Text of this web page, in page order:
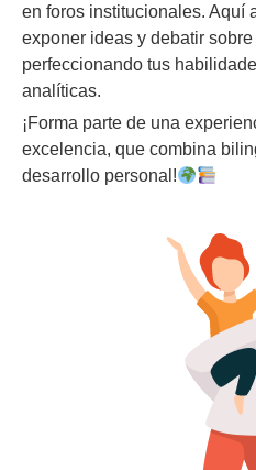
en foros institucionales. Aquí
exponer ideas y debatir
perfeccionando tus
analíticas.
¡Forma parte de una
excelencia, que combina
desarrollo personal!